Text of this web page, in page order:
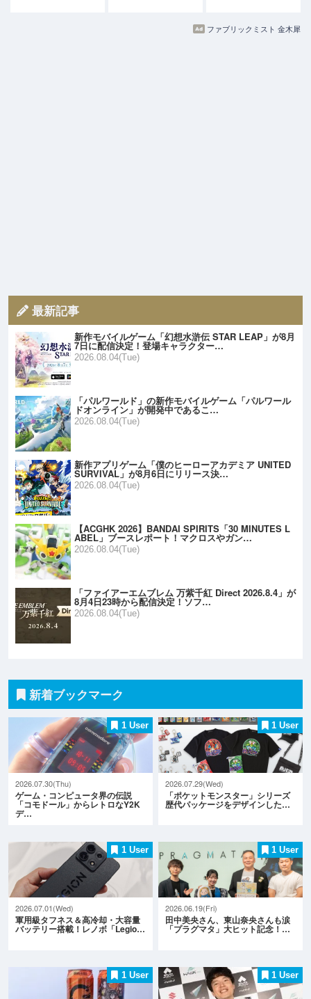
ファブリックミスト 金木犀
最新記事
新作モバイルゲーム「幻想水滸伝 STAR LEAP」が8月
7日に配信決定！登場キャラクター…
2026.08.04(Tue)
「パルワールド」の新作モバイルゲーム「パルワール
ドオンライン」が開発中であるこ…
2026.08.04(Tue)
新作アプリゲーム「僕のヒーローアカデミア UNITED
SURVIVAL」が8月6日にリリース決…
2026.08.04(Tue)
【ACGHK 2026】BANDAI SPIRITS「30 MINUTES L
ABEL」ブースレポート！マクロスやガン…
2026.08.04(Tue)
「ファイアーエムブレム 万紫千紅 Direct 2026.8.4」が
8月4日23時から配信決定！ソフ…
2026.08.04(Tue)
新着ブックマーク
1 User
2026.07.30(Thu)
ゲーム・コンピュータ界の伝説
「コモドール」からレトロなY2K
デ…
1 User
2026.07.29(Wed)
「ポケットモンスター」シリーズ
歴代パッケージをデザインした…
1 User
2026.07.01(Wed)
軍用級タフネス＆高冷却・大容量
バッテリー搭載！レノボ「Legio…
1 User
2026.06.19(Fri)
田中美央さん、東山奈央さんも涙
「プラグマタ」大ヒット記念！…
1 User 1 User